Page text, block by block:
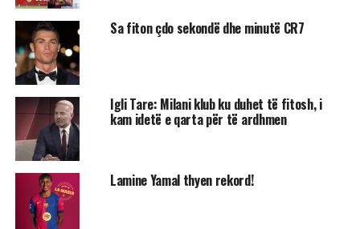
Sa fiton çdo sekondë dhe minutë CR7
Igli Tare: Milani klub ku duhet të fitosh, i
kam idetë e qarta për të ardhmen
Lamine Yamal thyen rekord!